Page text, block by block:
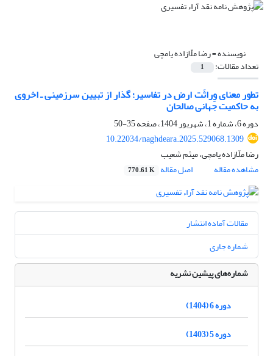
نویسنده =رضا ملّازاده یامچی
تعداد مقالات: 1
تطور معنای وِراثَت ارض در تفاسیر؛ گذار از تبیین سرزمینی ـ اخروی
به حاکمیت جهانی صالحان
دوره 6، شماره 1، شهریور 1404، صفحه
35-50
10.22034/naghdeara.2025.529068.1309
رضا ملّازاده یامچی، میثم شعیب
مشاهده مقاله
اصل مقاله 770.61 K
مقالات آماده انتشار
شماره جاری
شماره‌های پیشین نشریه
دوره 6 (1404)
دوره 5 (1403)